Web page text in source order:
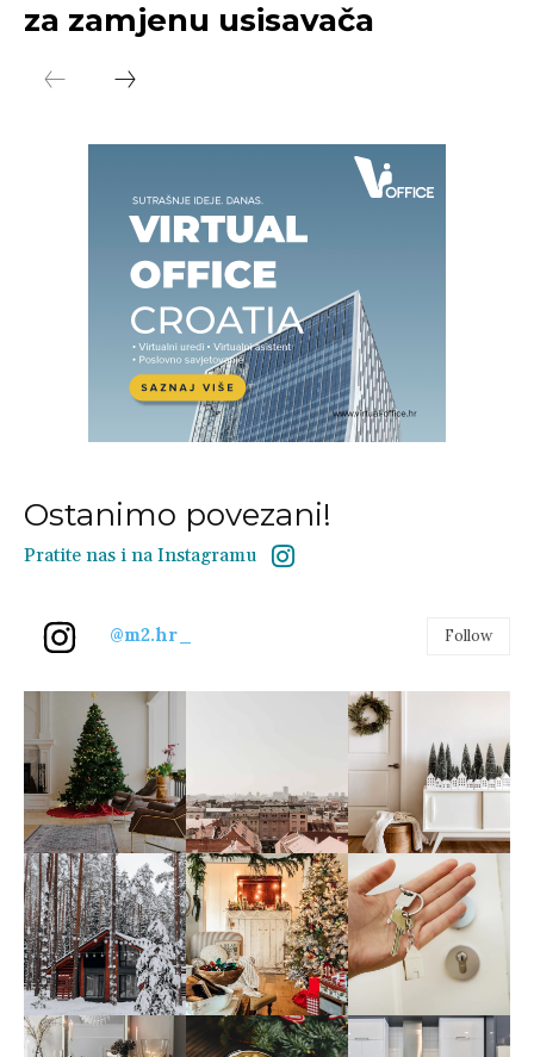
za zamjenu usisavača
Ostanimo povezani!
Pratite nas i na Instagramu
@m2.hr_ Follow